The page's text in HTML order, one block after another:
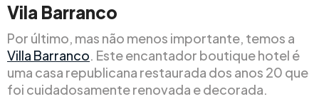
Vila Barranco
Por último, mas não menos importante, temos a
Villa Barranco. Este encantador boutique hotel é
uma casa republicana restaurada dos anos 20 que
foi cuidadosamente renovada e decorada.